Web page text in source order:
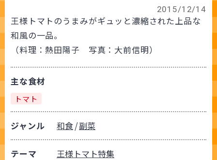
2015/12/14
王様トマトのうまみがギュッと濃縮された上品な
和風の一品。
（料理：熱田陽子 写真：大前信明）
主な食材
トマト
ジャンル 和食 副菜
テーマ 王様トマト特集